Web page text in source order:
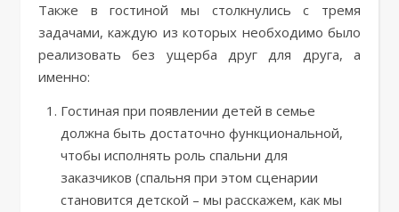
Также в гостиной мы столкнулись с тремя
задачами, каждую из которых необходимо было
реализовать без ущерба друг для друга, а
именно:
Гостиная при появлении детей в семье
должна быть достаточно функциональной,
чтобы исполнять роль спальни для
заказчиков (спальня при этом сценарии
становится детской – мы расскажем, как мы